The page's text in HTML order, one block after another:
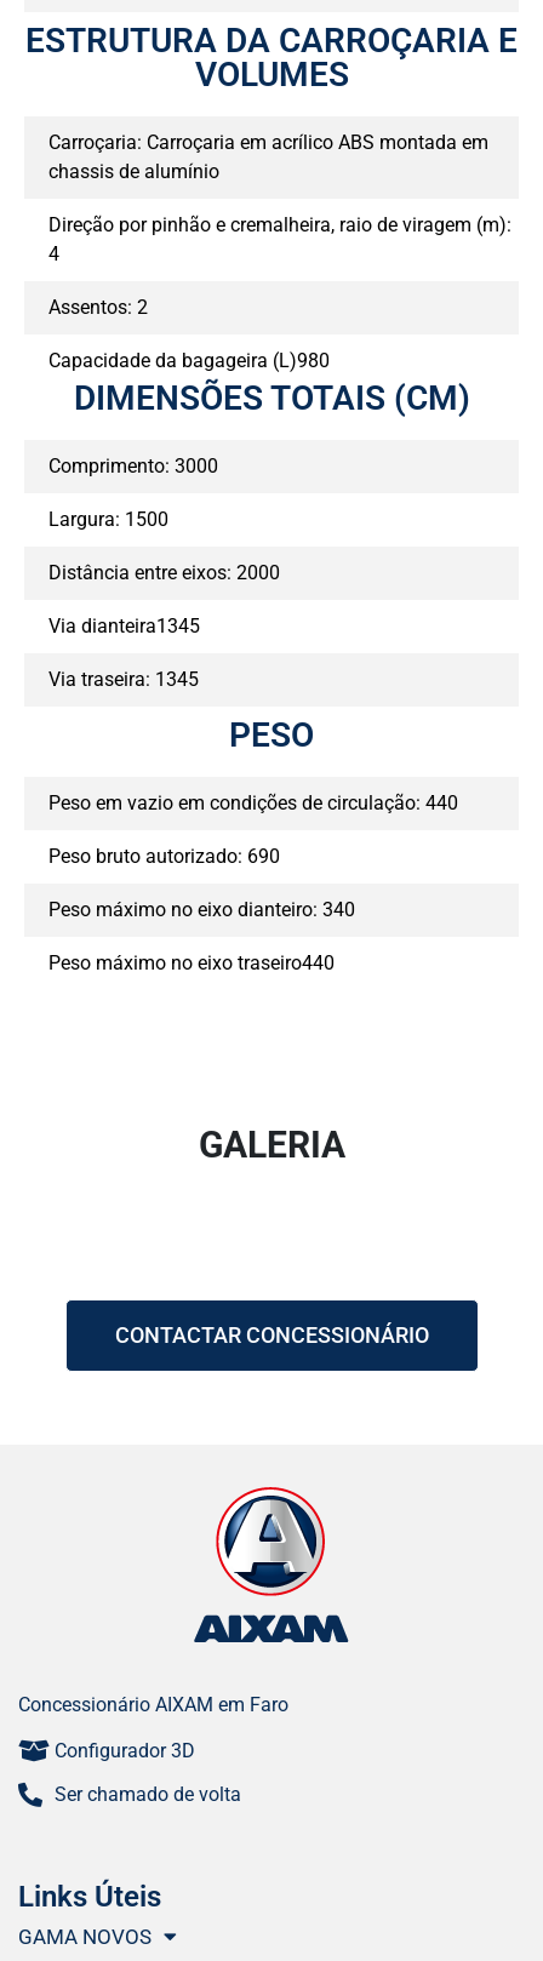
ESTRUTURA DA CARROÇARIA E
VOLUMES
Carroçaria: Carroçaria em acrílico ABS montada em
chassis de alumínio
Direção por pinhão e cremalheira, raio de viragem (m):
4
Assentos: 2
Capacidade da bagageira (L)980
DIMENSÕES TOTAIS (CM)
Comprimento: 3000
Largura: 1500
Distância entre eixos: 2000
Via dianteira1345
Via traseira: 1345
PESO
Peso em vazio em condições de circulação: 440
Peso bruto autorizado: 690
Peso máximo no eixo dianteiro: 340
Peso máximo no eixo traseiro440
GALERIA
CONTACTAR CONCESSIONÁRIO
Concessionário AIXAM em Faro
Configurador 3D
Ser chamado de volta
Links Úteis
GAMA NOVOS